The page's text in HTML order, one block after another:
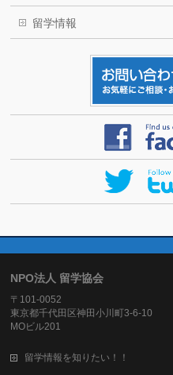
留学情報
NPO法人 留学協会
〒101-0052
東京都千代田区神田小川町3-6-10
MOビル201
留学情報を知りたい！！